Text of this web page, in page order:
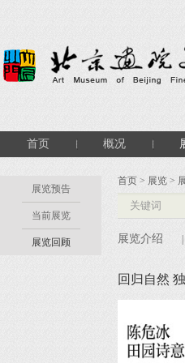
首页 概况
展览预告
当前展览
展览回顾
首页 > 展览 >
展览介绍
回归自然